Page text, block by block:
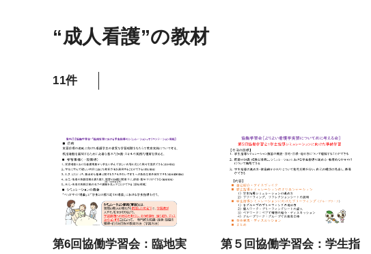
“成人看護”の教材
11件
第6回協働学習会：臨地実
第５回協働学習会：学生指